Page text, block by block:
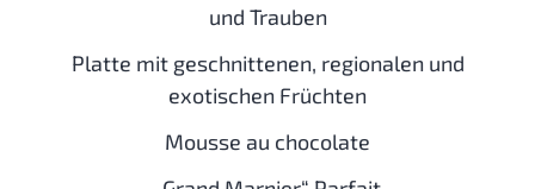
und Trauben
Platte mit geschnittenen, regionalen und
exotischen Früchten
Mousse au chocolate